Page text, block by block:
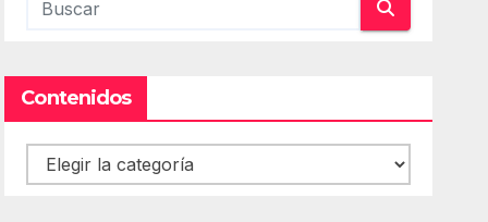
Contenidos
Contenidos